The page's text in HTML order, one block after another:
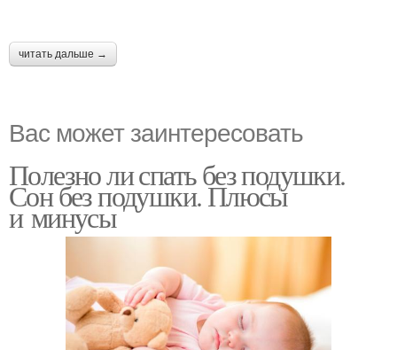
читать дальше →
Вас может заинтересовать
Полезно ли спать без подушки.
Сон без подушки. Плюсы
и минусы